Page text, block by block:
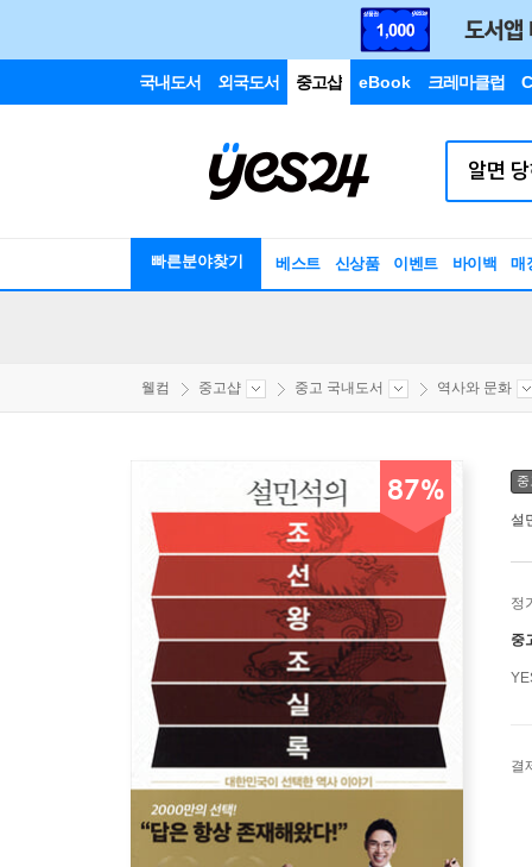
국내도서 외국도서 중고샵 eBook 크레마클럽
빠른분야찾기 베스트 신상품 이벤트 바이백 매
웰컴 중고샵 중고 국내도서 역사와 문화
87%
설
정
중
결